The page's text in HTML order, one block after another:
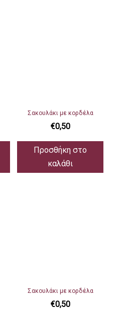
Σακουλάκι με κορδέλα
€0,50
Προσθήκη στο
καλάθι
Σακουλάκι με κορδέλα
€0,50